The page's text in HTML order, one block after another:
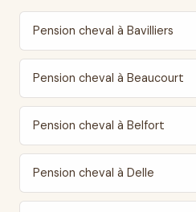
Pension cheval à Bavilliers
Pension cheval à Beaucourt
Pension cheval à Belfort
Pension cheval à Delle